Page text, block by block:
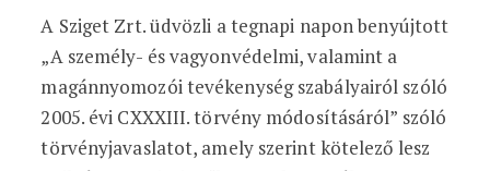
A Sziget Zrt. üdvözli a tegnapi napon benyújtott
„A személy- és vagyonvédelmi, valamint a
magánnyomozói tevékenység szabályairól szóló
2005. évi CXXXIII. törvény módosításáról” szóló
törvényjavaslatot, amely szerint kötelező lesz